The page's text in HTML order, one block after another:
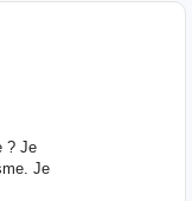
? Je
Je